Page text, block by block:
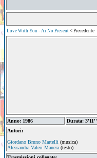
Love With You - Ai No Present < Precedente
Anno: 1986 Durata: 3'11''
Autori:
Giordano Bruno Martelli (musica)
Alessandra Valeri Manera (testo)